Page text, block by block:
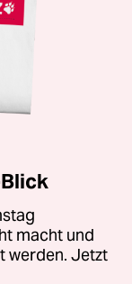
macht und
werden. Jetzt